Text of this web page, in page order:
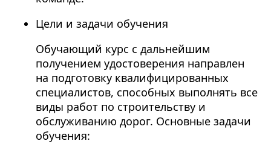
Цели и задачи обучения
Обучающий курс с дальнейшим
получением удостоверения направлен
на подготовку квалифицированных
специалистов, способных выполнять все
виды работ по строительству и
обслуживанию дорог. Основные задачи
обучения: